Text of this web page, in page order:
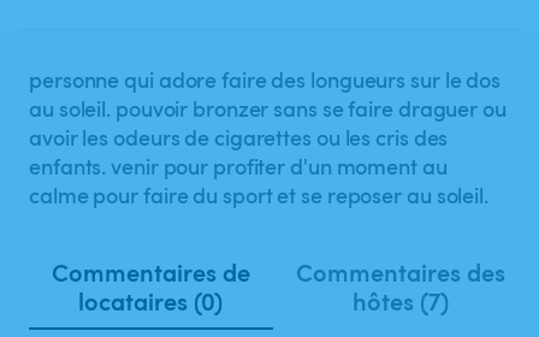
personne qui adore faire des longueurs sur le dos
au soleil. pouvoir bronzer sans se faire draguer ou
avoir les odeurs de cigarettes ou les cris des
enfants. venir pour profiter d'un moment au
calme pour faire du sport et se reposer au soleil.
Commentaires de
locataires (0)
Commentaires des
hôtes (7)